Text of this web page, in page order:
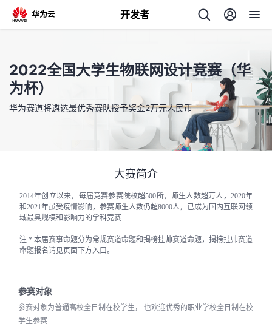
开发者
主
页
的
开
者
我
2022全国大学生物联网设计竞赛（华
为杯）
华为赛道将遴选最优秀赛队授予奖金2万元人民币
大赛简介
2014年创立以来，每届竞赛参赛院校超500所，师生人数超万人，2020年
和2021年虽受疫情影响，参赛师生人数仍超8000人，已成为国内互联网领
域最具规模和影响力的学科竞赛
注 * 本届赛事命题分为常规赛道命题和揭榜挂帅赛道命题，揭榜挂帅赛道
命题报名请见页面下方入口。
参赛对象
参赛对象为普通高校全日制在校学生， 也欢迎优秀的职业学校全日制在校
学生参赛